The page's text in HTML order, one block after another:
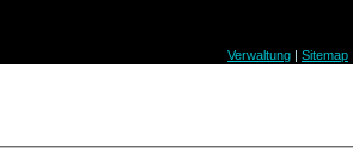
Verwaltung | Sitemap